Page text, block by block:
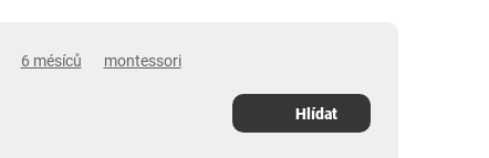
6 mésíců montessori
Hlídat